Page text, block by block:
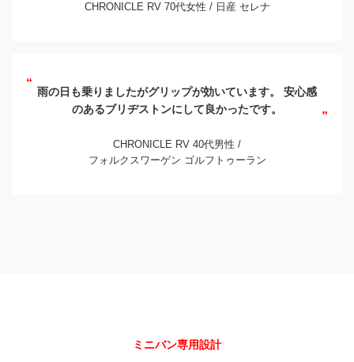
CHRONICLE RV 70代女性 / 日産 セレナ
雨の日も乗りましたがグリップが効いています。
安心感
のあるブリヂストンにして良かったです。
CHRONICLE RV 40代男性 /
フォルクスワーゲン ゴルフトゥーラン
ミニバン専用設計